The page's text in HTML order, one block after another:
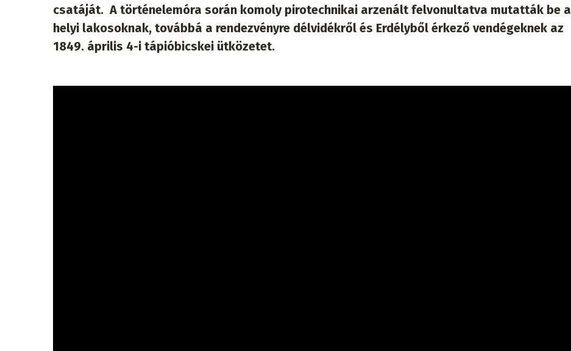
csatáját. A történelemóra során komoly pirotechnikai arzenált felvonultatva mutatták be a
helyi lakosoknak, továbbá a rendezvényre délvidékről és Erdélyből érkező vendégeknek az
1849. április 4-i tápióbicskei ütközetet.